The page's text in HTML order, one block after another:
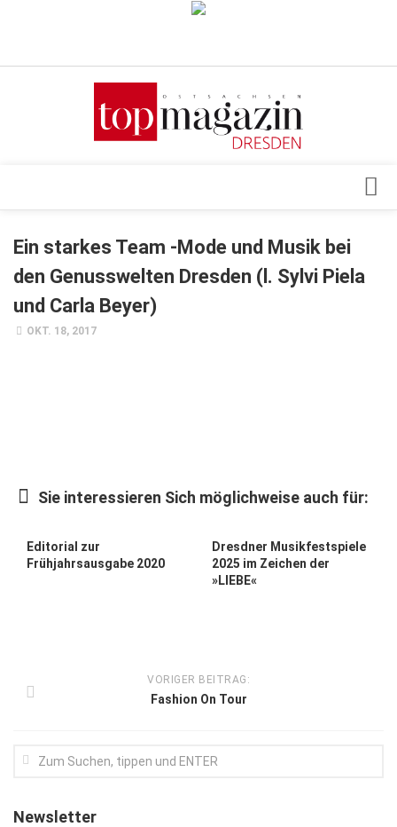
Verkaufsstellen
Top Gesundheitsforum Dresden / Ostsachsen
Mediadaten
Events
Geschäft
Ausflug & Reise
Top Branchen
Ein starkes Team -Mode und Musik bei
den Genusswelten Dresden (l. Sylvi Piela
und Carla Beyer)
OKT. 18, 2017
Sie interessieren Sich möglichweise auch für:
Editorial zur
Frühjahrsausgabe 2020
Dresdner Musikfestspiele
2025 im Zeichen der
»LIEBE«
VORIGER BEITRAG:
Fashion On Tour
Newsletter